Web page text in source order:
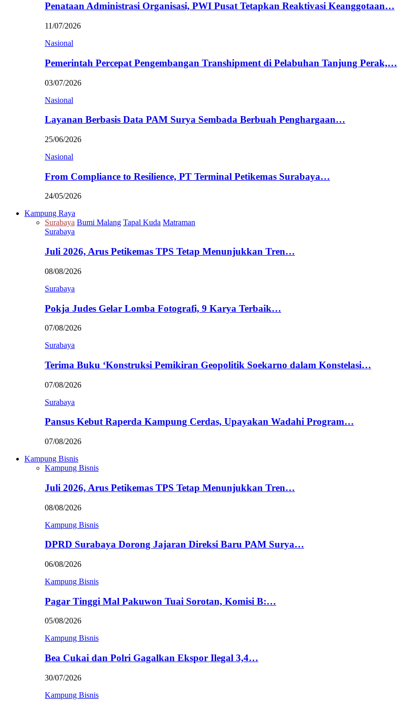
Penataan Administrasi Organisasi, PWI Pusat Tetapkan Reaktivasi Keanggotaan…
11/07/2026
Nasional
Pemerintah Percepat Pengembangan Transhipment di Pelabuhan Tanjung Perak,…
03/07/2026
Nasional
Layanan Berbasis Data PAM Surya Sembada Berbuah Penghargaan…
25/06/2026
Nasional
From Compliance to Resilience, PT Terminal Petikemas Surabaya…
24/05/2026
Kampung Raya
Surabaya Bumi Malang Tapal Kuda Matraman
Surabaya
Juli 2026, Arus Petikemas TPS Tetap Menunjukkan Tren…
08/08/2026
Surabaya
Pokja Judes Gelar Lomba Fotografi, 9 Karya Terbaik…
07/08/2026
Surabaya
Terima Buku ‘Konstruksi Pemikiran Geopolitik Soekarno dalam Konstelasi…
07/08/2026
Surabaya
Pansus Kebut Raperda Kampung Cerdas, Upayakan Wadahi Program…
07/08/2026
Kampung Bisnis
Kampung Bisnis
Juli 2026, Arus Petikemas TPS Tetap Menunjukkan Tren…
08/08/2026
Kampung Bisnis
DPRD Surabaya Dorong Jajaran Direksi Baru PAM Surya…
06/08/2026
Kampung Bisnis
Pagar Tinggi Mal Pakuwon Tuai Sorotan, Komisi B:…
05/08/2026
Kampung Bisnis
Bea Cukai dan Polri Gagalkan Ekspor Ilegal 3,4…
30/07/2026
Kampung Bisnis